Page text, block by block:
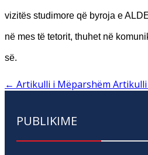
vizitës studimore që byroja e
në mes të tetorit, thuhet në
së.
← Artikulli i Mëparshëm Artikulli
PUBLIKIME